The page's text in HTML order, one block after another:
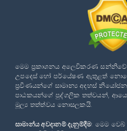
මෙම ප්‍රකාශනය අලෙවිකරණ
උපදෙස් හෝ පර්යේෂණ ඇතුළත්
ප්‍රවීණයන්ගේ සාමාන්‍ය අදහස්
පාඨකයන්ගේ පුද්ගලික තත්වයන්,
මූල්‍ය තත්ත්වය නොසලකයි.
සාමාන්ය අවදානම් දැනුම්දීම: මෙම